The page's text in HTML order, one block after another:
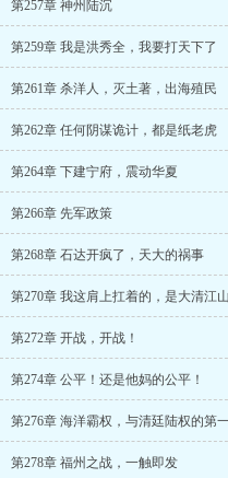
第257章 神州陆沉
第259章 我是洪秀全，我要打天下了
第261章 杀洋人，灭土著，出海殖民
第262章 任何阴谋诡计，都是纸老虎
第264章 下建宁府，震动华夏
第266章 先军政策
第268章 石达开疯了，天大的祸事
第272章 开战，开战！
第274章 公平！还是他妈的公平！
第278章 福州之战，一触即发